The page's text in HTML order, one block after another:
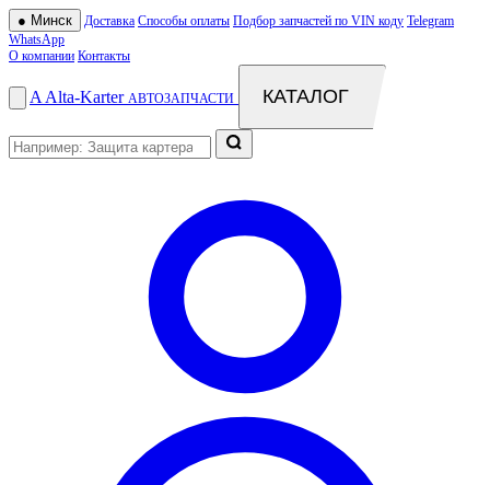
● Минск Доставка Способы оплаты Подбор запчастей по VIN коду Telegram
WhatsApp
О компании Контакты
A Alta-Karter АВТОЗАПЧАСТИ КАТАЛОГ